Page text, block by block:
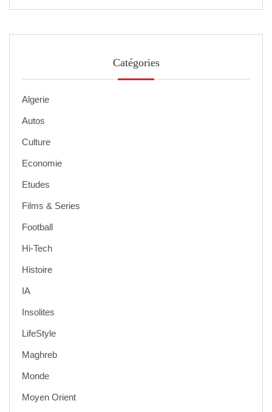
Catégories
Algerie
Autos
Culture
Economie
Etudes
Films & Series
Football
Hi-Tech
Histoire
IA
Insolites
LifeStyle
Maghreb
Monde
Moyen Orient